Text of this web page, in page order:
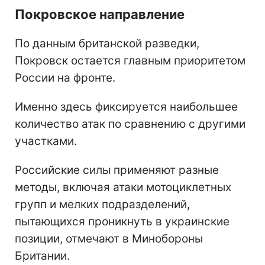
Покровское направление
По данным британской разведки,
Покровск остается главным приоритетом
России на фронте.
Именно здесь фиксируется наибольшее
количество атак по сравнению с другими
участками.
Российские силы применяют разные
методы, включая атаки мотоциклетных
групп и мелких подразделений,
пытающихся проникнуть в украинские
позиции, отмечают в Минобороны
Британии.